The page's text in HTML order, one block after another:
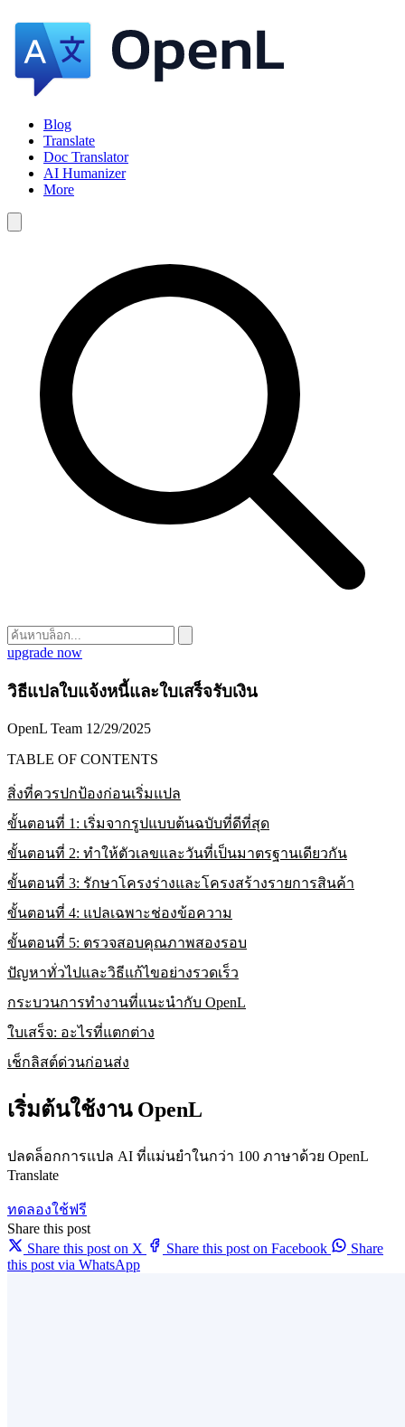
Blog
Translate
Doc Translator
AI Humanizer
More
upgrade now
วิธีแปลใบแจ้งหนี้และใบเสร็จรับเงิน
OpenL Team 12/29/2025
TABLE OF CONTENTS
สิ่งที่ควรปกป้องก่อนเริ่มแปล
ขั้นตอนที่ 1: เริ่มจากรูปแบบต้นฉบับที่ดีที่สุด
ขั้นตอนที่ 2: ทำให้ตัวเลขและวันที่เป็นมาตรฐานเดียวกัน
ขั้นตอนที่ 3: รักษาโครงร่างและโครงสร้างรายการสินค้า
ขั้นตอนที่ 4: แปลเฉพาะช่องข้อความ
ขั้นตอนที่ 5: ตรวจสอบคุณภาพสองรอบ
ปัญหาทั่วไปและวิธีแก้ไขอย่างรวดเร็ว
กระบวนการทำงานที่แนะนำกับ OpenL
ใบเสร็จ: อะไรที่แตกต่าง
เช็กลิสต์ด่วนก่อนส่ง
เริ่มต้นใช้งาน OpenL
ปลดล็อกการแปล AI ที่แม่นยำในกว่า 100 ภาษาด้วย OpenL
Translate
ทดลองใช้ฟรี
Share this post
Share this post on X
Share this post on Facebook
Share
this post via WhatsApp